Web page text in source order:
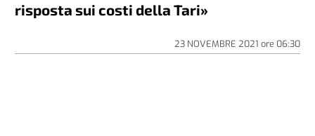
risposta sui costi della Tari»
23 NOVEMBRE 2021 ore 06:30